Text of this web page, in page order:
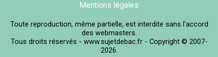
Mentions légales
Toute reproduction, même partielle, est interdite sans l'accord
des webmasters.
Tous droits réservés - www.sujetdebac.fr - Copyright © 2007-
2026.